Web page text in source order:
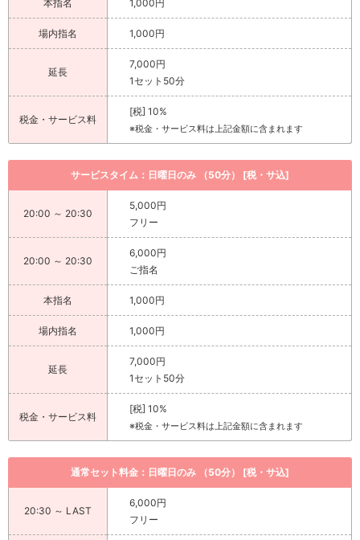
本指名 1,000円
場内指名 1,000円
延長
7,000円
1セット50分
税金・サービス料
[税] 10%
※税金・サービス料は上記金額に含まれます
サービスタイム：日曜日のみ （50分） [税・サ込]
20:00 ～ 20:30
5,000円
フリー
20:00 ～ 20:30
6,000円
ご指名
本指名 1,000円
場内指名 1,000円
延長
7,000円
1セット50分
税金・サービス料
[税] 10%
※税金・サービス料は上記金額に含まれます
通常セット料金：日曜日のみ （50分） [税・サ込]
20:30 ～ LAST
6,000円
フリー